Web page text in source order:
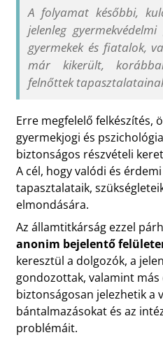
A folyamat későbbi,
jelenleg
gyermekek és fiatalok,
már kikerült,
felnőttek
Erre megfelelő felkészítés,
gyermekjogi és
biztonságos részvételi
A cél, hogy valódi és
tapasztalataik,
elmondására.
Az államtitkárság ezzel
anonim bejelentő
keresztül a dolgozók, a
gondozottak, valamint
biztonságosan jelezhetik a
bántalmazásokat és az
problémáit.